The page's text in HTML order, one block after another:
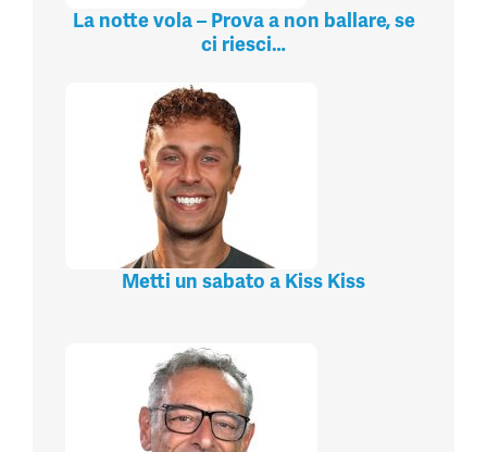
La notte vola – Prova a non ballare, se
ci riesci…
Metti un sabato a Kiss Kiss